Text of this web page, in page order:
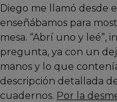
Diego me llamó desde
enseñábamos para
mesa. “Abrí uno y leé”,
pregunta, ya con un
manos y lo que
descripción detallada
cuadernos. Por la